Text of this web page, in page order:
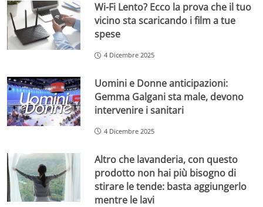
Wi-Fi Lento? Ecco la prova che il tuo
vicino sta scaricando i film a tue
spese
4 Dicembre 2025
Uomini e Donne anticipazioni:
Gemma Galgani sta male, devono
intervenire i sanitari
4 Dicembre 2025
Altro che lavanderia, con questo
prodotto non hai più bisogno di
stirare le tende: basta aggiungerlo
mentre le lavi